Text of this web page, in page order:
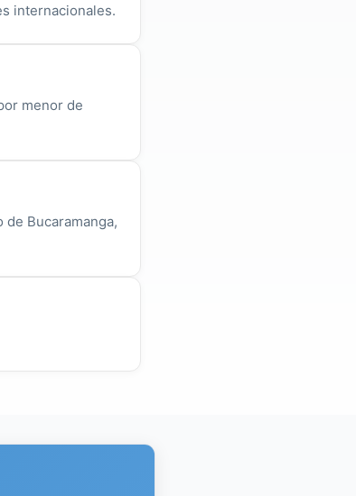
internacionales.
menor de
Bucaramanga,